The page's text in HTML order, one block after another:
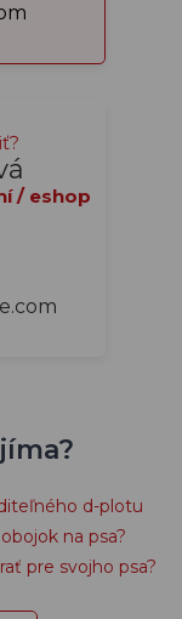
/ eshop
d-plotu
na psa?
pre svojho psa?